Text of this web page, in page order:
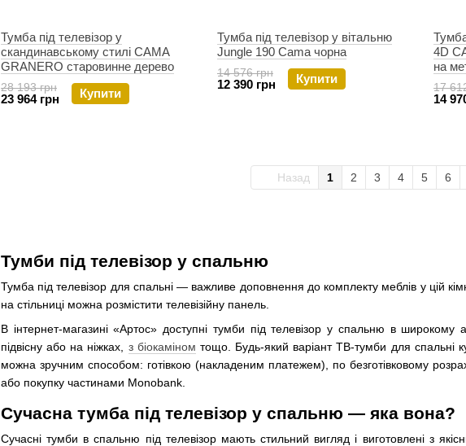
Тумби під телевізор у спальню
Тумба під телевізор для спальні — важливе доповнення до комплекту меблів у цій
на стільниці можна розмістити телевізійну панель.
В інтернет-магазині «Артос» доступні тумби під телевізор у спальню в
підвісну або на ніжках, з біокаміном тощо. Будь-який варіант ТВ-тумби для спальні
можна зручним способом: готівкою (накладеним платежем), по безготівковому
або покупку частинами Monobank.
Сучасна тумба під телевізор у спальню — яка вона?
Сучасні тумби в спальню під телевізор мають стильний вигляд і виготовлені з
Тумба під телевізор у
скандинавському стилі CAMA
GRANERO старовинне дерево
28 193 грн
23 964 грн Купити
Тумба під телевізор у вітальню
Jungle 190 Cama чорна
14 576 грн
12 390 грн Купити
4D
на
17
14
Назад 1 2 3 4 5 6